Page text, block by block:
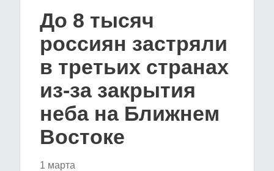
До 8 тысяч
россиян застряли
в третьих странах
из-за закрытия
неба на Ближнем
Востоке
1 марта